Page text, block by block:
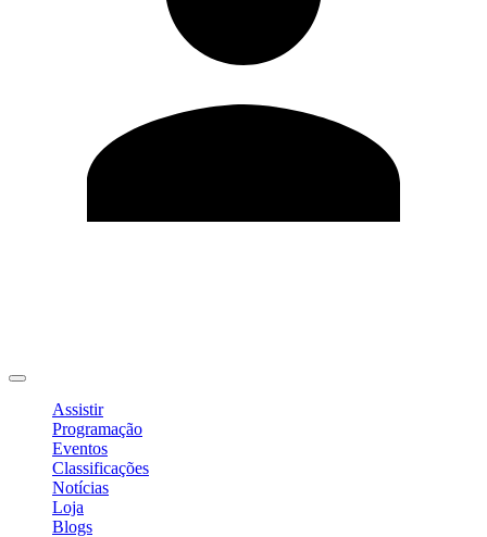
Assistir
Programação
Eventos
Classificações
Notícias
Loja
Blogs